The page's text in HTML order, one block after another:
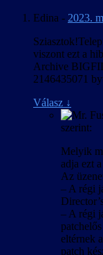
Egy sok, egymással
játéknál különösen
tegezés/magázás
egyazon mondatban
keresztnéven, akkor
kivéve jellemzően a
íródtak a szövegek,
elhangzottak is
Egy másik nehézség
szerint átírandó
két szabálykészlet él
kínai-angol pinjin
pinjin sokkal
ha az olvasó ismeri
magyar” ellenben
következetlen és
az írásban és kiejtve
utáni” átírást
azonosíthatóság
Edina - 2023.
viszont ezt a
Archive
2146435071
Válasz ↓
szerint:
Melyik
adja ezt
Az
– A régi
– A régi
eltérnek
patch